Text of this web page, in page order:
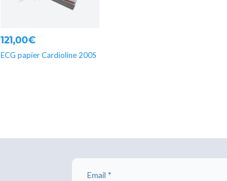
121,00€
ECG papier Cardioline 200S